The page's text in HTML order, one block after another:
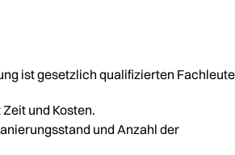
ist gesetzlich qualifizierten
und Kosten.
und Anzahl der